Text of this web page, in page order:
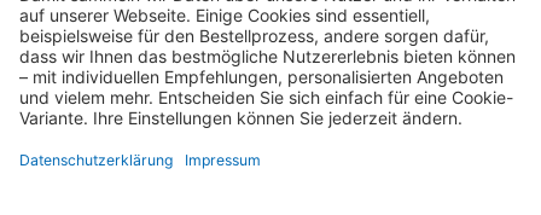
Ratgeber
Folgen Sie uns auch auf
Unser Angebot richtet sich ausschließlich an Industrie, Handel, Gewerbe und